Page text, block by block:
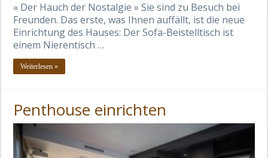
« Der Hauch der Nostalgie » Sie sind zu Besuch bei
Freunden. Das erste, was Ihnen auffällt, ist die neue
Einrichtung des Hauses: Der Sofa-Beistelltisch ist
einem Nierentisch …
Weiterlesen »
Penthouse einrichten